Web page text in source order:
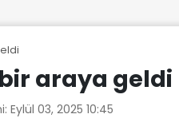
araya geldi
Eylül 03, 2025 10:45